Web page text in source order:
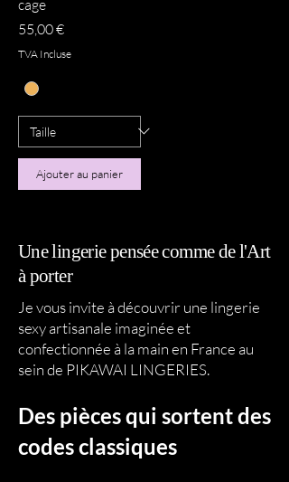
cage
Prix
55,00 €
TVA Incluse
Ajouter au panier
Une lingerie pensée comme de l'Art
à porter
Je vous invite à découvrir une lingerie
sexy artisanale imaginée et
confectionnée à la main en France au
sein de PIKAWAI LINGERIES.
Des pièces qui sortent des
codes classiques